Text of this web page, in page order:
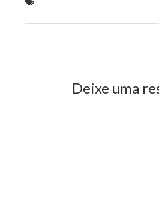
Deixe uma